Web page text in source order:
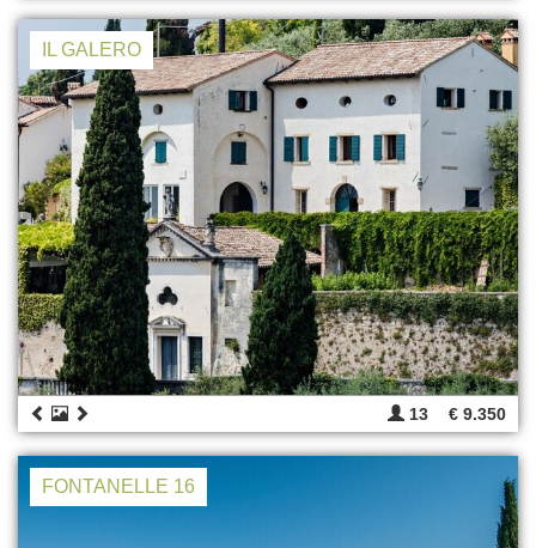
IL GALERO
13 € 9.350
FONTANELLE 16